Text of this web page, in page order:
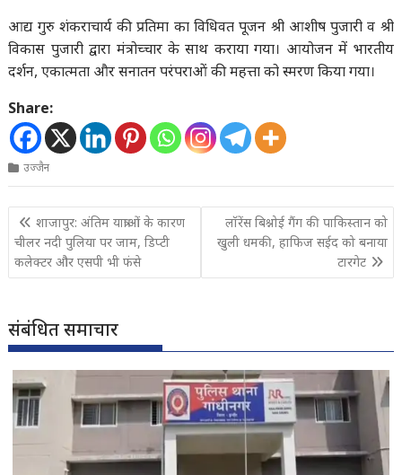
आद्य गुरु शंकराचार्य की प्रतिमा का विधिवत पूजन श्री आशीष पुजारी व श्री
विकास पुजारी द्वारा मंत्रोच्चार के साथ कराया गया। आयोजन में भारतीय
दर्शन, एकात्मता और सनातन परंपराओं की महत्ता को स्मरण किया गया।
Share:
उज्जैन
Post
navigation
शाजापुर: अंतिम यात्राओं के कारण
चीलर नदी पुलिया पर जाम, डिप्टी
कलेक्टर और एसपी भी फंसे
लॉरेंस बिश्नोई गैंग की पाकिस्तान को
खुली धमकी, हाफिज सईद को बनाया
टारगेट
संबंधित समाचार